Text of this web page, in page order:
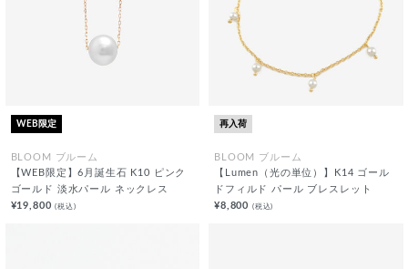
WEB限定
BLOOM ブルーム
【WEB限定】6月誕生石 K10 ピンク
ゴールド 淡水パール ネックレス
¥19,800(税込)
再入荷
BLOOM ブルーム
【Lumen（光の単位）】K14 ゴール
ドフィルド パール ブレスレット
¥8,800 (税込)